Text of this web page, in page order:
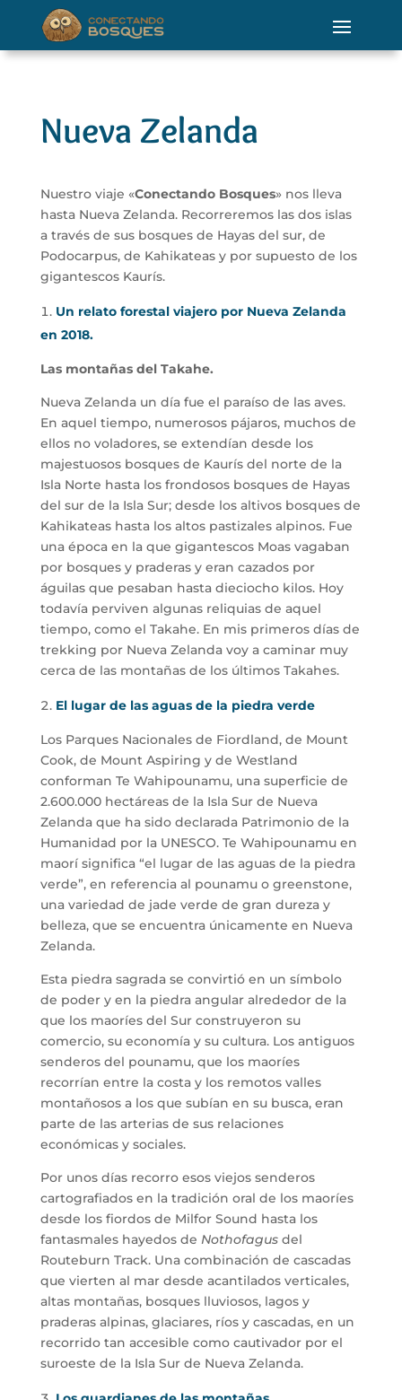
Nueva Zelanda
Nuestro viaje «Conectando Bosques» nos lleva
hasta Nueva Zelanda. Recorreremos las dos islas
a través de sus bosques de Hayas del sur, de
Podocarpus, de Kahikateas y por supuesto de los
gigantescos Kaurís.
Un relato forestal viajero por Nueva Zelanda
en 2018.
Las montañas del Takahe.
Nueva Zelanda un día fue el paraíso de las aves.
En aquel tiempo, numerosos pájaros, muchos de
ellos no voladores, se extendían desde los
majestuosos bosques de Kaurís del norte de la
Isla Norte hasta los frondosos bosques de Hayas
del sur de la Isla Sur; desde los altivos bosques de
Kahikateas hasta los altos pastizales alpinos. Fue
una época en la que gigantescos Moas vagaban
por bosques y praderas y eran cazados por
águilas que pesaban hasta dieciocho kilos. Hoy
todavía perviven algunas reliquias de aquel
tiempo, como el Takahe. En mis primeros días de
trekking por Nueva Zelanda voy a caminar muy
cerca de las montañas de los últimos Takahes.
El lugar de las aguas de la piedra verde
Los Parques Nacionales de Fiordland, de Mount
Cook, de Mount Aspiring y de Westland
conforman Te Wahipounamu, una superficie de
2.600.000 hectáreas de la Isla Sur de Nueva
Zelanda que ha sido declarada Patrimonio de la
Humanidad por la UNESCO. Te Wahipounamu en
maorí significa “el lugar de las aguas de la piedra
verde”, en referencia al pounamu o greenstone,
una variedad de jade verde de gran dureza y
belleza, que se encuentra únicamente en Nueva
Zelanda.
Esta piedra sagrada se convirtió en un símbolo
de poder y en la piedra angular alrededor de la
que los maoríes del Sur construyeron su
comercio, su economía y su cultura. Los antiguos
senderos del pounamu, que los maoríes
recorrían entre la costa y los remotos valles
montañosos a los que subían en su busca, eran
parte de las arterias de sus relaciones
económicas y sociales.
Por unos días recorro esos viejos senderos
cartografiados en la tradición oral de los maoríes
desde los fiordos de Milfor Sound hasta los
fantasmales hayedos de Nothofagusdel
Routeburn Track. Una combinación de cascadas
que vierten al mar desde acantilados verticales,
altas montañas, bosques lluviosos, lagos y
praderas alpinas, glaciares, ríos y cascadas, en un
recorrido tan accesible como cautivador por el
suroeste de la Isla Sur de Nueva Zelanda.